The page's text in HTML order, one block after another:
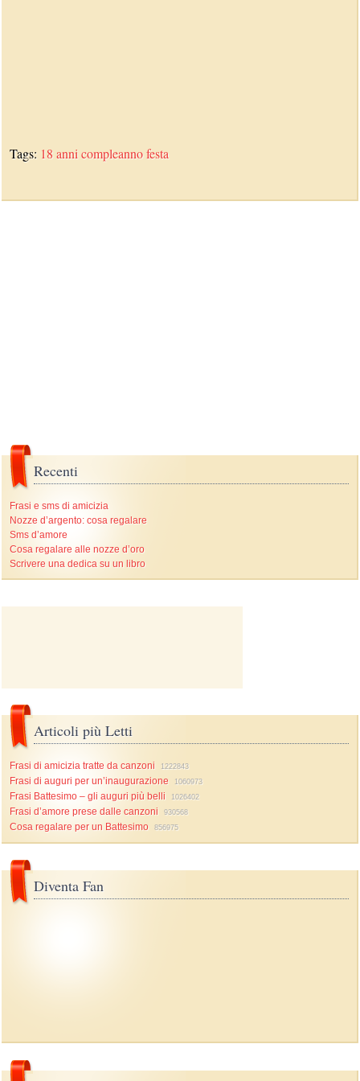
Tags: 18 anni compleannofesta
Recenti
Frasi e sms di amicizia
Nozze d’argento: cosa regalare
Sms d’amore
Cosa regalare alle nozze d’oro
Scrivere una dedica su un libro
Articoli più Letti
Frasi di amicizia tratte da canzoni 1222843
Frasi di auguri per un’inaugurazione 1060973
Frasi Battesimo – gli auguri più belli 1026402
Frasi d’amore prese dalle canzoni 930568
Cosa regalare per un Battesimo 856975
Diventa Fan